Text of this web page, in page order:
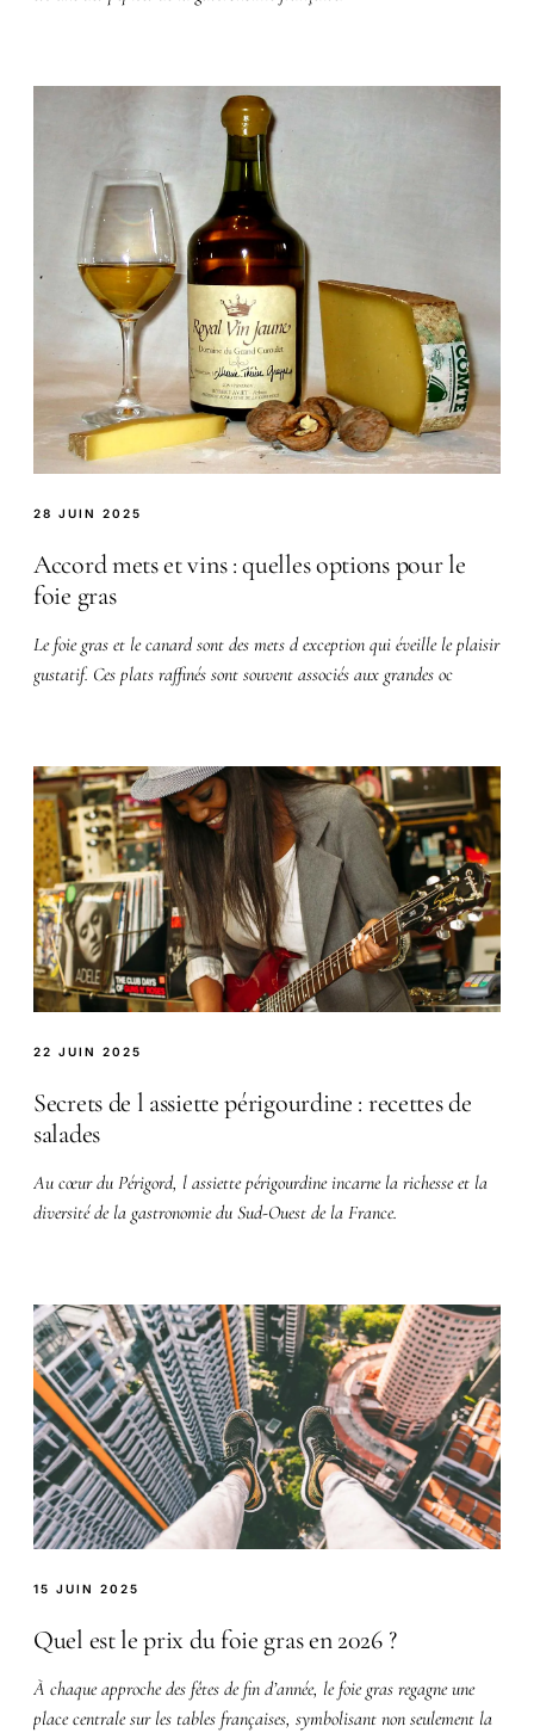
28 JUIN 2025
Accord mets et vins : quelles options pour le
foie gras
Le foie gras et le canard sont des mets d exception qui éveille le plaisir
gustatif. Ces plats raffinés sont souvent associés aux grandes oc
22 JUIN 2025
Secrets de l assiette périgourdine : recettes de
salades
Au cœur du Périgord, l assiette périgourdine incarne la richesse et la
diversité de la gastronomie du Sud-Ouest de la France.
15 JUIN 2025
Quel est le prix du foie gras en 2026 ?
À chaque approche des fêtes de fin d’année, le foie gras regagne une
place centrale sur les tables françaises, symbolisant non seulement la